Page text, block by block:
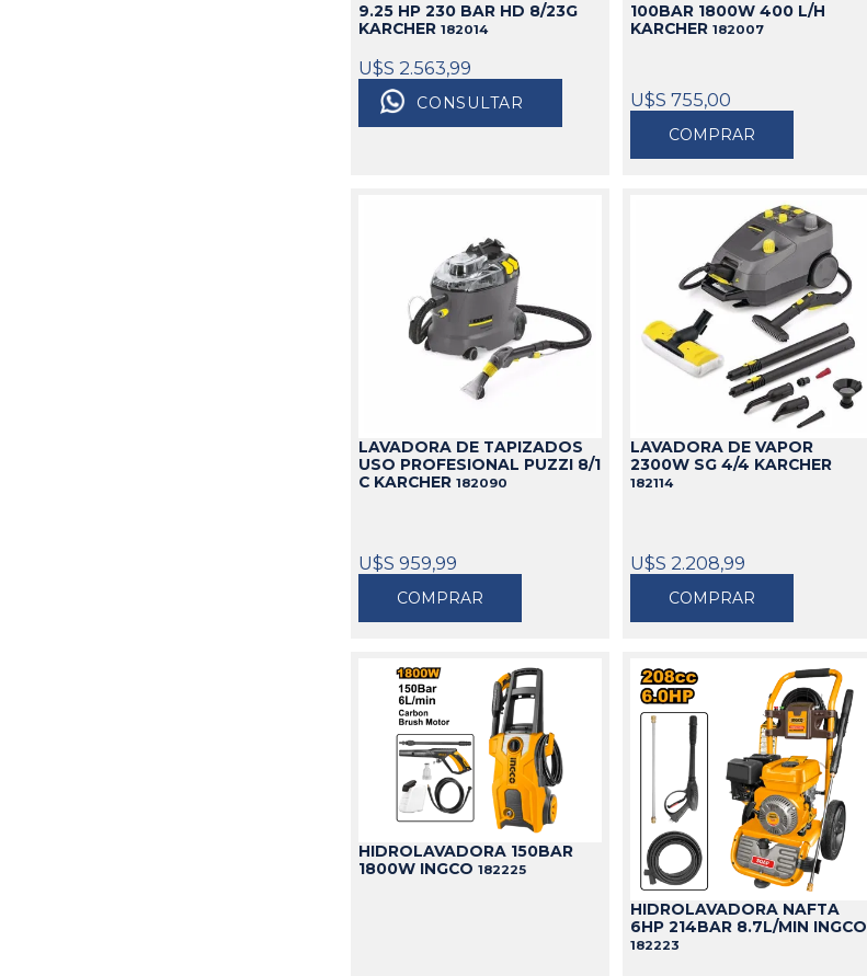
9.25 HP 230 BAR HD 8/23G
KARCHER182014
U$S 2.563,99
CONSULTAR
100BAR 1800W 400 L/H
KARCHER182007
U$S 755,00
COMPRAR
LAVADORA DE TAPIZADOS
USO PROFESIONAL PUZZI 8/1
C KARCHER182090
U$S 959,99
COMPRAR
LAVADORA DE VAPOR
2300W SG 4/4 KARCHER
182114
U$S 2.208,99
COMPRAR
HIDROLAVADORA 150BAR
1800W INGCO182225
HIDROLAVADORA NAFTA
6HP 214BAR 8.7L/MIN INGCO
182223